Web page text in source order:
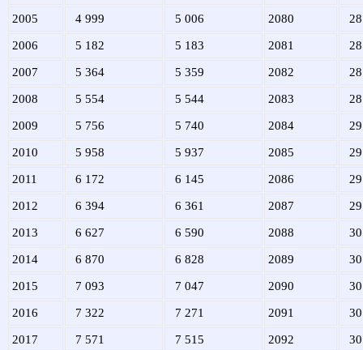
2005 4 999 5 006 2080
2006 5 182 5 183 2081
2007 5 364 5 359 2082
2008 5 554 5 544 2083
2009 5 756 5 740 2084
2010 5 958 5 937 2085
2011 6 172 6 145 2086
2012 6 394 6 361 2087
2013 6 627 6 590 2088
2014 6 870 6 828 2089
2015 7 093 7 047 2090
2016 7 322 7 271 2091
2017 7 571 7 515 2092